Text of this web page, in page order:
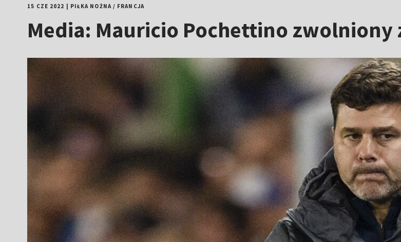
15 CZE 2022 PIŁKA NOŻNA/ FRANCJA
Media: Mauricio Pochettino zwolniony